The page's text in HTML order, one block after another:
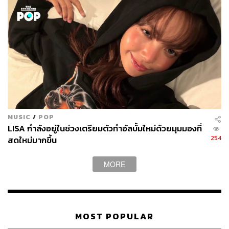
MUSIC / POP
LISA กำลังอยู่ในช่วงเตรียมตัวทำอัลบั้มใหม่ด้วยมุมมองที่
สดใหม่มากขึ้น
254
MORE
MOST POPULAR